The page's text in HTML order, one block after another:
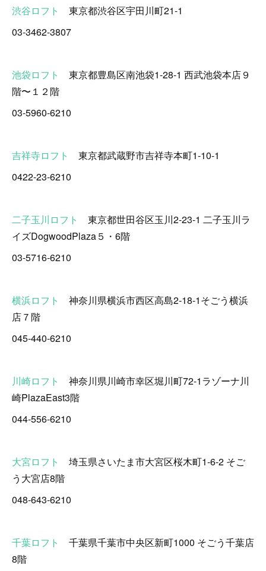
渋谷ロフト
東京都渋谷区宇田川町21-1
03-3462-3807
池袋ロフト
東京都豊島区南池袋1-28-1 西武池袋本店９
階〜１２階
03-5960-6210
吉祥寺ロフト
東京都武蔵野市吉祥寺本町1-10-1
0422-23-6210
二子玉川ロフト
東京都世田谷区玉川2-23-1 二子玉川ラ
イズDogwoodPlaza５・6階
03-5716-6210
横浜ロフト
神奈川県横浜市西区高島2-18-1そごう横浜
店７階
045-440-6210
川崎ロフト
神奈川県川崎市幸区堀川町72-1ラゾーナ川
崎PlazaEast3階
044-556-6210
大宮ロフト
埼玉県さいたま市大宮区桜木町1-6-2 そご
う大宮店8階
048-643-6210
千葉ロフト
千葉県千葉市中央区新町1000 そごう千葉店
8階